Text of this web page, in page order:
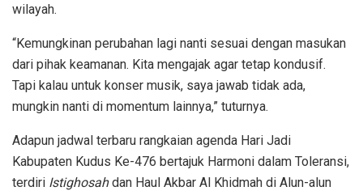
wilayah.
“Kemungkinan perubahan lagi nanti sesuai dengan masukan
dari pihak keamanan. Kita mengajak agar tetap kondusif.
Tapi kalau untuk konser musik, saya jawab tidak ada,
mungkin nanti di momentum lainnya,” tuturnya.
Adapun jadwal terbaru rangkaian agenda Hari Jadi
Kabupaten Kudus Ke-476 bertajuk Harmoni dalam Toleransi,
terdiri Istighosahdan Haul Akbar Al Khidmah di Alun-alun